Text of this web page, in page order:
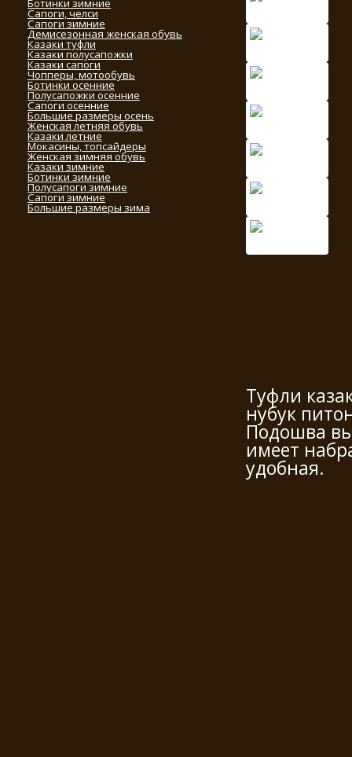
Ботинки зимние
Сапоги, челси
Сапоги зимние
Демисезонная женская обувь
Казаки туфли
Казаки полусапожки
Казаки сапоги
Чопперы, мотообувь
Ботинки осенние
Полусапожки осенние
Сапоги осенние
Большие размеры осень
Женская летняя обувь
Казаки летние
Мокасины, топсайдеры
Женская зимняя обувь
Казаки зимние
Ботинки зимние
Полусапоги зимние
Сапоги зимние
Большие размеры зима
Туфли
нубук
Подошва
имеет
удобная.